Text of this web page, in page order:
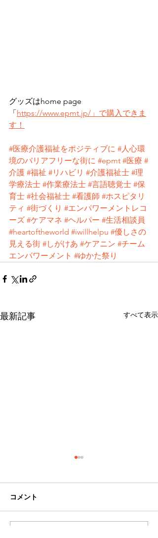
グッズはhome page
「 https://www.epmt.jp/」で購入できま
す！
#医療介護福祉をポジティブに #人心環
境のバリアフリーな街に #epmt #医療 #
介護 #福祉 #リハビリ #介護福祉士 #理
学療法士 #作業療法士 #言語聴覚士 #保
育士 #社会福祉士 #看護師 #ホスピタリ
ティ #街づくり #エンパワーメントレコ
ーズ #ケアマネ #ヘルパー #生活相談員
#heartoftheworld #iwillhelpu #優しさの
見える街 #しがけあ #ケアニン #チーム
エンパワーメント #ゆかた祭り
最新記事 すべて表示
コメント